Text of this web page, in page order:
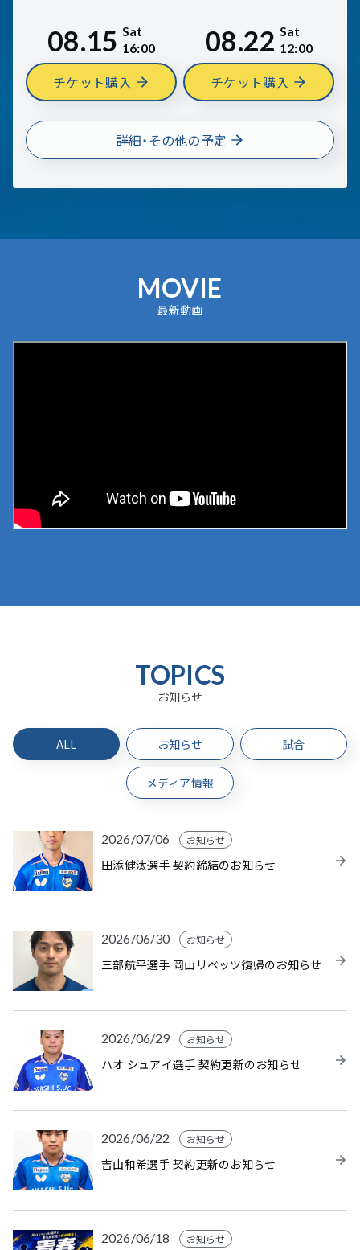
08.15 Sat
16:00
チケット購入
08.22 Sat
12:00
チケット購入
詳細・その他の予定
MOVIE
最新動画
TOPICS
お知らせ
ALL お知らせ 試合
メディア情報
2026/07/06 お知らせ
田添健汰選手 契約締結のお知らせ
2026/06/30 お知らせ
三部航平選手 岡山リベッツ復帰のお知らせ
2026/06/29 お知らせ
ハオ シュアイ選手 契約更新のお知らせ
2026/06/22 お知らせ
吉山和希選手 契約更新のお知らせ
2026/06/18 お知らせ